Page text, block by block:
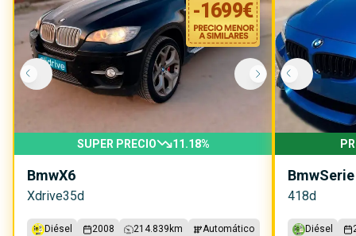
-1699€
SUPER PRECIO 11.18%
BmwX6
Xdrive35d
Diésel 2008 214.839 km Automático
BmwSerie
418d
Diésel